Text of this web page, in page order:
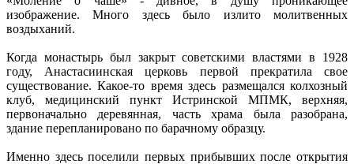
изображение. Много здесь было излито молитвенных
воздыханий.
Когда монастырь был закрыт советскими властями в 1928
году, Анастасиинская церковь первой прекратила свое
существование. Какое-то время здесь размещался колхозный
клуб, медицинский пункт Истринской МПМК, верхняя,
первоначально деревянная, часть храма была разобрана,
здание перепланировано по барачному образцу.
Именно здесь поселили первых прибывших после открытия